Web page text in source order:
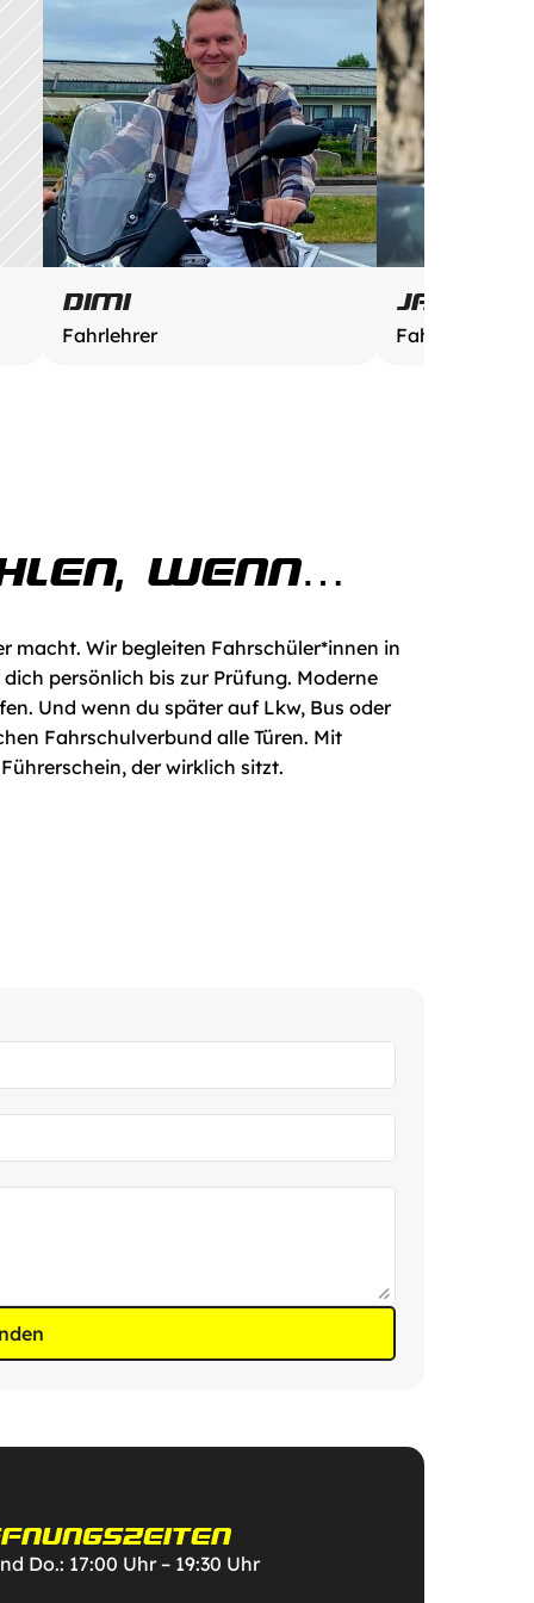
DIMI
Fahrlehrer
JASON
Fahrlehrer
WENN…
macht. Wir begleiten Fahrschüler*innen in
persönlich bis zur Prüfung. Moderne
Und wenn du später auf Lkw, Bus oder
Fahrschulverbund alle Türen. Mit
der wirklich sitzt.
Do.: 17:00 Uhr – 19:30 Uhr